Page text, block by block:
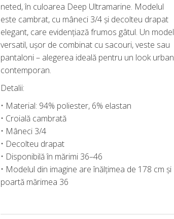
neted, în culoarea Deep Ultramarine. Modelul
este cambrat, cu mâneci 3/4 și decolteu drapat
elegant, care evidențiază frumos gâtul. Un model
versatil, ușor de combinat cu sacouri, veste sau
pantaloni – alegerea ideală pentru un look urban
contemporan.
Detalii:
• Material: 94% poliester, 6% elastan
• Croială cambrată
• Mâneci 3/4
• Decolteu drapat
• Disponibilă în mărimi 36–46
• Modelul din imagine are înălțimea de 178 cm și
poartă mărimea 36